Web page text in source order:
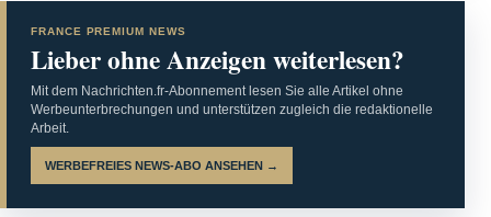
FRANCE PREMIUM NEWS
Lieber ohne Anzeigen weiterlesen?
Mit dem Nachrichten.fr-Abonnement lesen Sie alle Artikel ohne
Werbeunterbrechungen und unterstützen zugleich die redaktionelle
Arbeit.
WERBEFREIES NEWS-ABO ANSEHEN →